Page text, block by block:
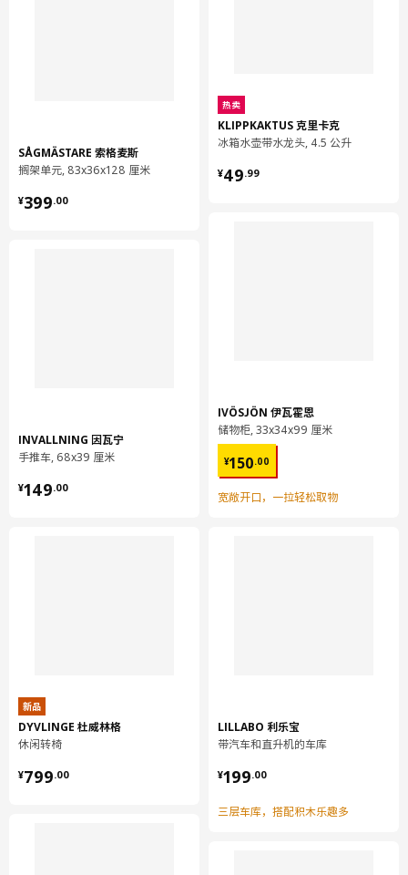
SÅGMÄSTARE 索格麦斯
搁架单元, 83x36x128 厘米
¥399.00
¥ 399.00
INVALLNING 因瓦宁
手推车, 68x39 厘米
¥149.00
¥ 149.00
新品
DYVLINGE 杜威林格
休闲转椅
¥799.00
¥ 799.00
热卖
KLIPPKAKTUS 克里卡克
冰箱水壶带水龙头, 4.5 公升
¥49.99
¥ 49.99
IVÖSJÖN 伊瓦霍恩
储物柜, 33x34x99 厘米
¥150.00
¥ 150.00
宽敞开口，一拉轻松取物
LILLABO 利乐宝
带汽车和直升机的车库
¥199.00
¥ 199.00
三层车库，搭配积木乐趣多